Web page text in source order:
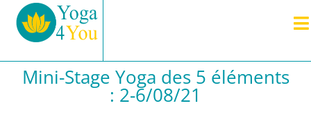
Mini-Stage Yoga des 5 éléments
: 2-6/08/21